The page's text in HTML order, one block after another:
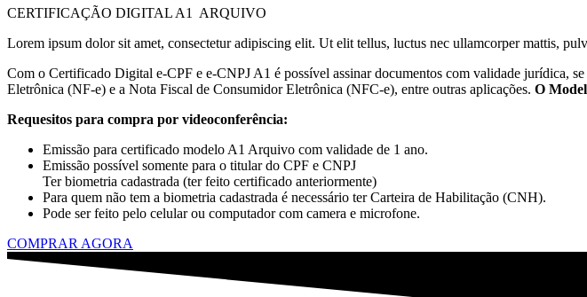
CERTIFICAÇÃO DIGITAL A1 ARQUIVO
Lorem ipsum dolor sit amet, consectetur adipiscing elit. Ut elit tellus, luctus nec ullamcorper mattis,
Com o Certificado Digital e-CPF e e-CNPJ A1 é possível assinar documentos com validade jurídica,
Eletrônica (NF-e) e a Nota Fiscal de Consumidor Eletrônica (NFC-e), entre outras aplicações. O
Requesitos para compra por videoconferência:
Emissão para certificado modelo A1 Arquivo com validade de 1 ano.
Emissão possível somente para o titular do CPF e CNPJ
Ter biometria cadastrada (ter feito certificado anteriormente)
Para quem não tem a biometria cadastrada é necessário ter Carteira de Habilitação (CNH).
Pode ser feito pelo celular ou computador com camera e microfone.
COMPRAR AGORA